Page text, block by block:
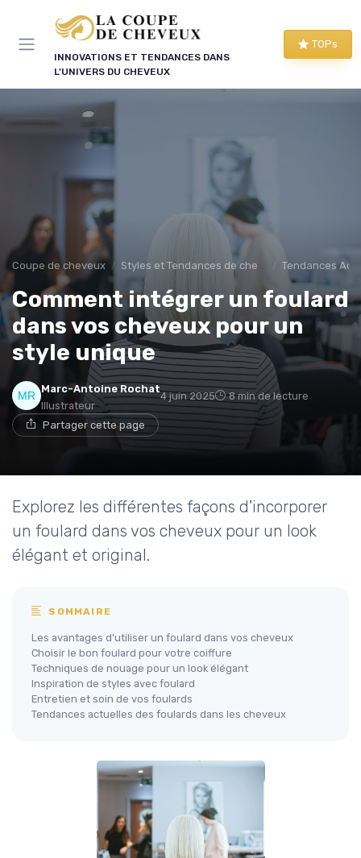
INNOVATIONS ET TENDANCES DANS
L'UNIVERS DU CHEVEUX
TOPs
Coupe de cheveux Styles et Tendances de cheuveux Tendances
Comment intégrer un foulard
dans vos cheveux pour un
style unique
Marc-Antoine Rochat
Illustrateur
4 juin 2025 8 min de lecture
Partager cette page
Explorez les différentes façons d'incorporer
un foulard dans vos cheveux pour un look
élégant et original.
SOMMAIRE
Les avantages d'utiliser un foulard dans vos cheveux
Choisir le bon foulard pour votre coiffure
Techniques de nouage pour un look élégant
Inspiration de styles avec foulard
Entretien et soin de vos foulards
Tendances actuelles des foulards dans les cheveux